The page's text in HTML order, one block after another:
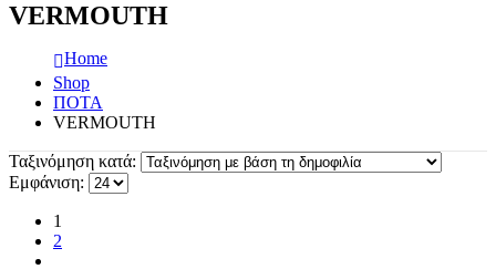
VERMOUTH
Home
Shop
ΠΟΤΑ
VERMOUTH
Ταξινόμηση κατά:
Εμφάνιση:
1
2